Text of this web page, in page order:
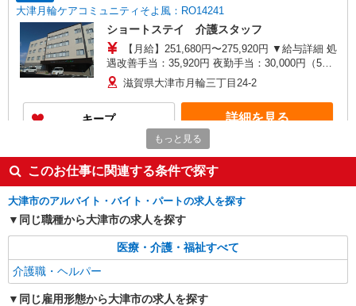
大津月輪ケアコミュニティそよ風：RO14241
ショートステイ 介護スタッフ
【月給】251,680円〜275,920円 ▼給与詳細 処
遇改善手当：35,920円 夜勤手当：30,000円（5回
分） ※6回目以降は1回6,000円支給 ▼下記別途支
給 通勤手当 年末年始手当：380円/時 寸志あり：
年2回（6月・12月） ※業績による 特別報酬：平
均26.6万円（最高額109万円） ※2025年6月支給実
績 ※処遇改善手当は試用期間中(3ヶ月)は支給なし
滋賀県大津市月輪三丁目24-2
キープ 詳細を見る
大津月輪ケアコミュニティそよ風：RO9306
サ高住 介護スタッフ
【時給】1,280円〜1,400円 ▼給与詳細 処遇改
善手当：200円/時 ▼下記別途支給 通勤手当 年末
年始手当：380円/時 寸志あり：年2回（6月・12
月） ※業績による ※処遇改善手当は試用期間中(3
滋賀県大津市月輪三丁目24-2
キープ
もっと見る
このお仕事に関連する条件で探す
大津市のアルバイト・バイト・パートの求人を探す
同じ職種から大津市の求人を探す
医療・介護・福祉すべて
介護職・ヘルパー
同じ雇用形態から大津市の求人を探す